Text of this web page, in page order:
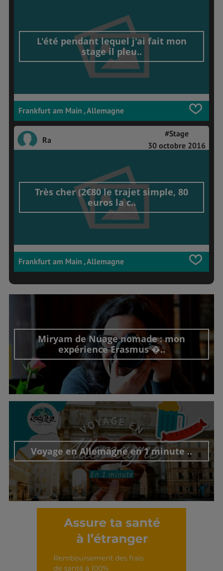
L'été pendant lequel j'ai fait mon
stage il pleu..
Frankfurt am Main , Allemagne
Ra
#Stage
30 octobre 2016
Très cher (2€80 le trajet simple, 80
euros la c..
Frankfurt am Main , Allemagne
Miryam de Nuage nomade : mon
expérience Erasmus �..
Découvrir cet interview
Voyage en Allemagne en 1 minute ..
Découvrir cet interview